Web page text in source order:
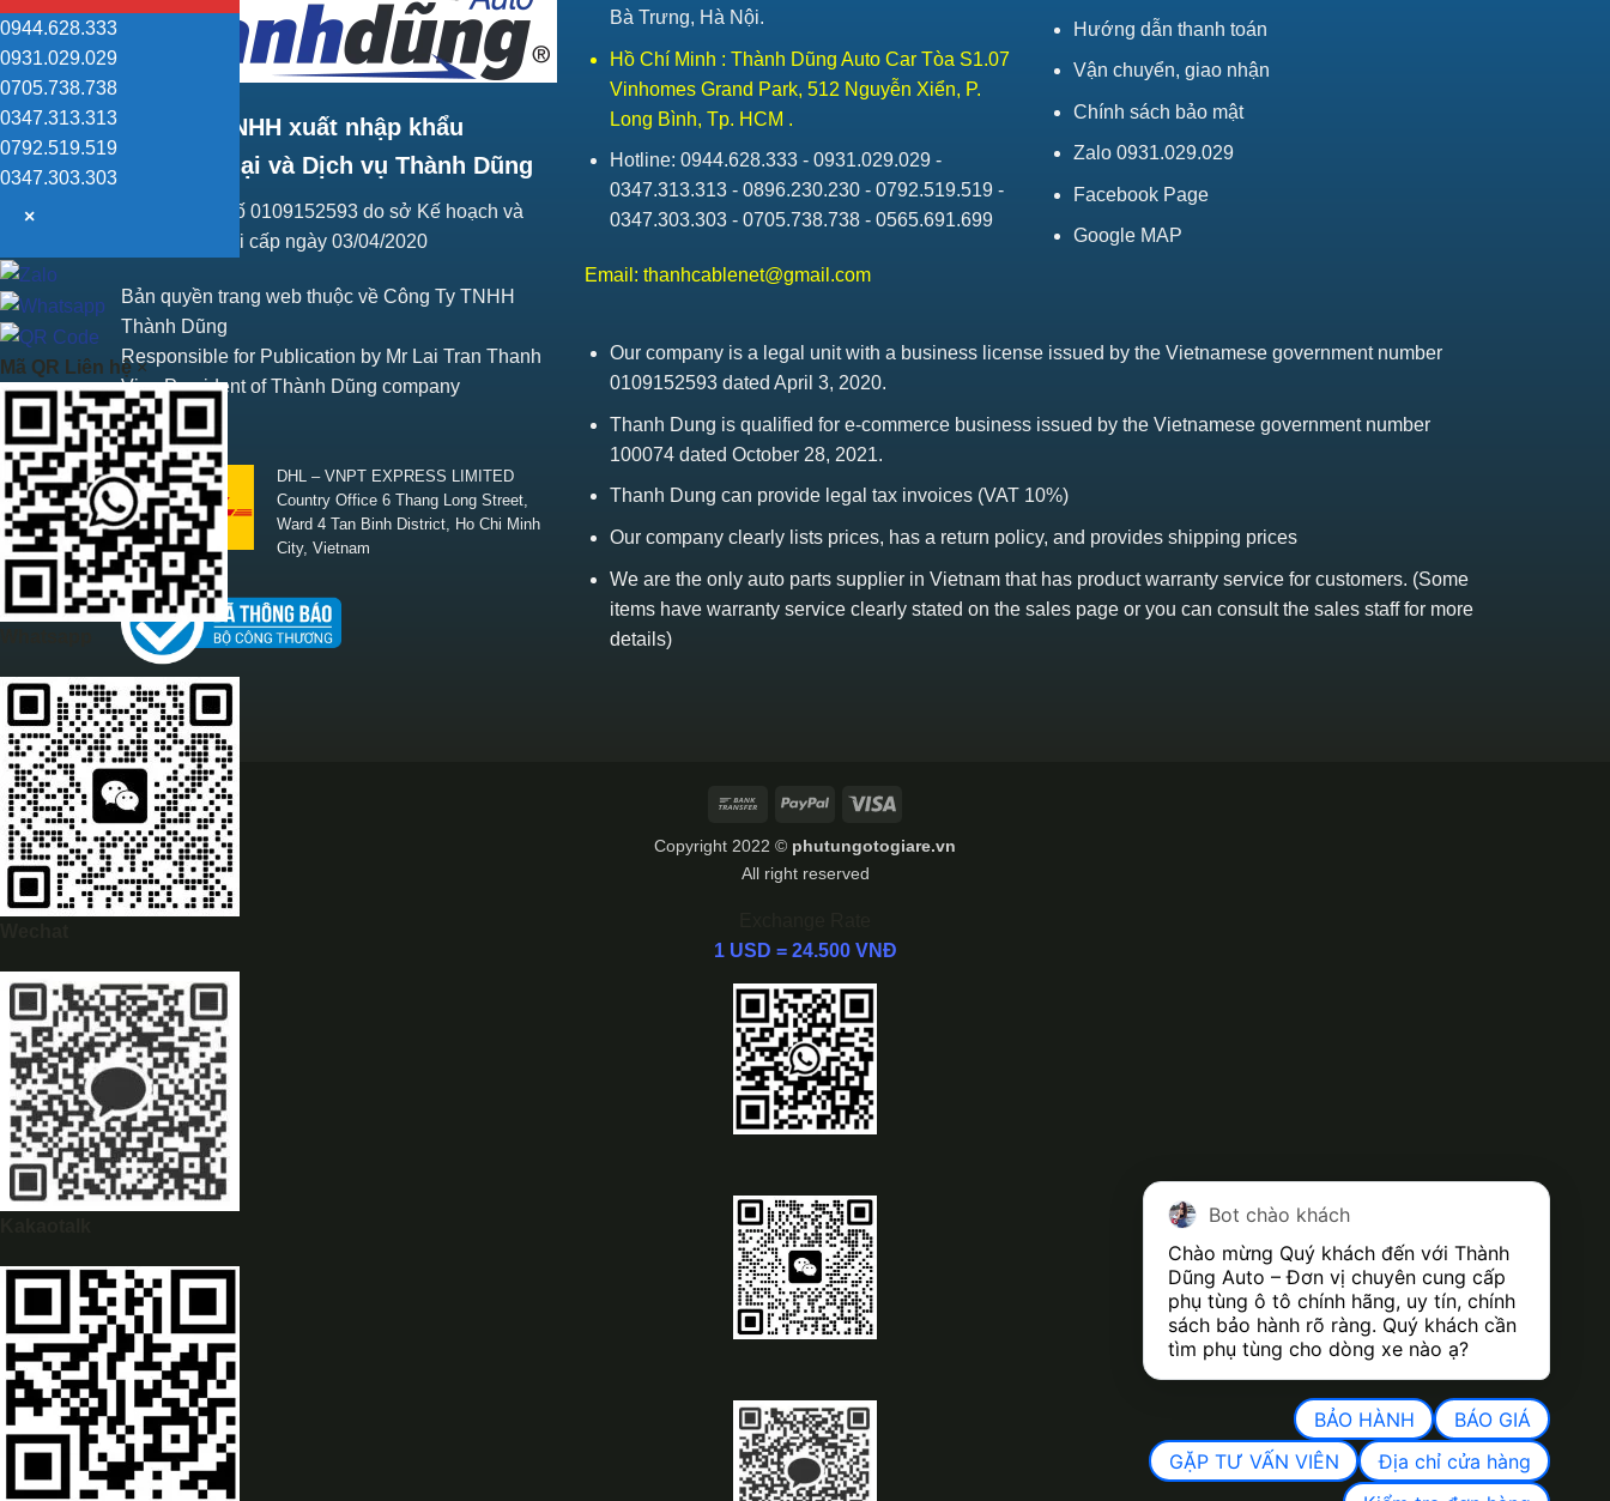
Công ty TNHH xuất nhập khẩu
Thương mại và Dịch vụ Thành Dũng
Giấy ĐKKD số 0109152593 do sở Kế hoạch và
Đầu tư Hà Nội cấp ngày 03/04/2020
Bản quyền trang web thuộc về Công Ty TNHH
Thành Dũng
Responsible for Publication by Mr Lai Tran Thanh
Vice President of Thành Dũng company
SHIPPING
DHL – VNPT EXPRESS LIMITED
Country Office 6 Thang Long Street,
Ward 4 Tan Binh District, Ho Chi Minh
City, Vietnam
Bà Trưng, Hà Nội.
Hồ Chí Minh : Thành Dũng Auto Car Tòa S1.07
Vinhomes Grand Park, 512 Nguyễn Xiển, P.
Long Bình, Tp. HCM .
Hotline: 0944.628.333 - 0931.029.029 -
0347.313.313 - 0896.230.230 - 0792.519.519 -
0347.303.303 - 0705.738.738 - 0565.691.699
Email: thanhcablenet@gmail.com
Hướng dẫn thanh toán
Vận chuyển, giao nhận
Chính sách bảo mật
Zalo 0931.029.029
Facebook Page
Google MAP
Our company is a legal unit with a business license issued by the Vietnamese government number
0109152593 dated April 3, 2020.
Thanh Dung is qualified for e-commerce business issued by the Vietnamese government number
100074 dated October 28, 2021.
Thanh Dung can provide legal tax invoices (VAT 10%)
Our company clearly lists prices, has a return policy, and provides shipping prices
We are the only auto parts supplier in Vietnam that has product warranty service for customers. (Some
items have warranty service clearly stated on the sales page or you can consult the sales staff for more
details)
Bank
PayPal
Copyright 2022 © phutungotogiare.vn
All right reserved
0944.628.333
0931.029.029
0705.738.738
0347.313.313
0792.519.519
0347.303.303
×
Mã QR Liên hệ×
1 USD = 24.500 VNĐ
WhatsApp 0944628333
WeChat
Bot chào khách
Chào mừng Quý khách đến với Thành
Dũng Auto – Đơn vị chuyên cung cấp
phụ tùng ô tô chính hãng, uy tín, chính
sách bảo hành rõ ràng. Quý khách cần
tìm phụ tùng cho dòng xe nào ạ?
BẢO HÀNH
BÁO GIÁ
GẶP TƯ VẤN VIÊN
Địa chỉ cửa hàng